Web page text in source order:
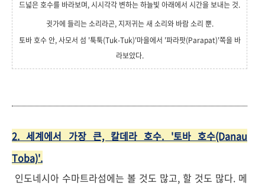
드넓은 호수를 바라보며, 시시각각 변하는 하늘빛 아래에서 시간을 보내는 것.
귓가에 들리는 소리라곤, 지저귀는 새 소리와 바람 소리 뿐.
토바 호수 안, 사모서 섬 '툭툭(Tuk-Tuk)'마을에서 '파라팟(Parapat)'쪽을 바
라보았다.
2. 세계에서 가장 큰, 칼데라 호수. '토바 호수(Danau
Toba)'.
인도네시아 수마트라섬에는 볼 것도 많고, 할 것도 많다. 메